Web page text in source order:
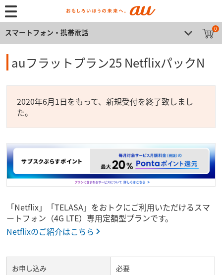
スマートフォン・携帯電話 0
auフラットプラン25 NetflixパックN
2020年6月1日をもって、新規受付を終了致しまし
た。
「Netflix」「TELASA」をおトクにご利用いただけるスマ
ートフォン（4G LTE）専用定額型プランです。
Netflixのご紹介はこちら
お申し込み 必要